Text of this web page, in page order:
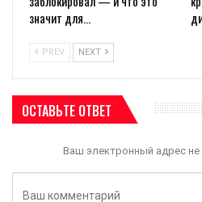
значит для…
PREV NEXT
ОСТАВЬТЕ ОТВЕТ
Ваш электронный адрес не